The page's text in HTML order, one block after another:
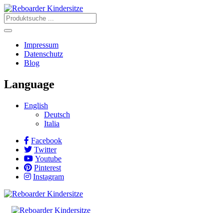
Impressum
Datenschutz
Blog
Language
English
Deutsch
Italia
Facebook
Twitter
Youtube
Pinterest
Instagram